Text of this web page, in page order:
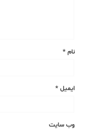
نام *
ایمیل *
وب‌ سایت